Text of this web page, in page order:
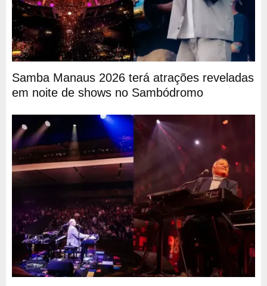
Samba Manaus 2026 terá atrações reveladas
em noite de shows no Sambódromo